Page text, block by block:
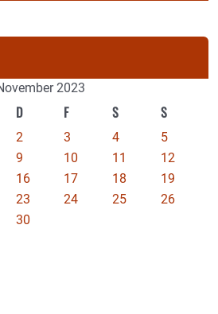
2023
D F S S
2 3 4
5
9 10 11
12
16 17 18
19
23 24 25
26
30